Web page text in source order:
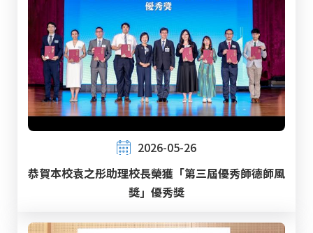
2026-05-26
恭賀本校袁之彤助理校長榮獲「第三屆優秀師德師風
獎」優秀獎